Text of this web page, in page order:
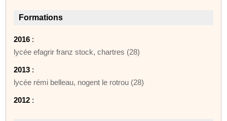
Formations
2016 :
lycée efagrir franz stock, chartres (28)
2013 :
lycée rémi belleau, nogent le rotrou (28)
2012 :